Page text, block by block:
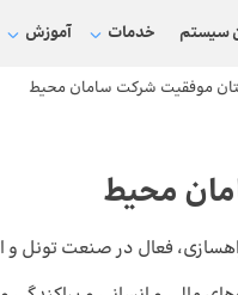
سیستم خدمات آموزش
موفقیت شرکت سامان محیط
محیط